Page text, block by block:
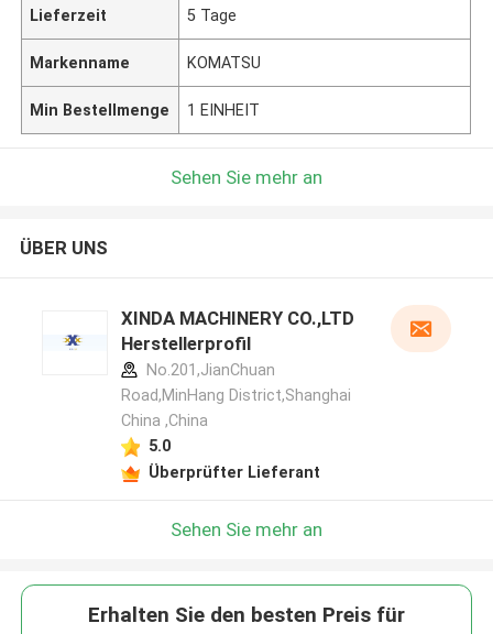
Lieferzeit 5 Tage
Markenname KOMATSU
Min Bestellmenge 1 EINHEIT
Sehen Sie mehr an
ÜBER UNS
XINDA MACHINERY CO.,LTD
Herstellerprofil
No.201,JianChuan
Road,MinHang District,Shanghai
China ,China
5.0
Überprüfter Lieferant
Sehen Sie mehr an
Erhalten Sie den besten Preis für